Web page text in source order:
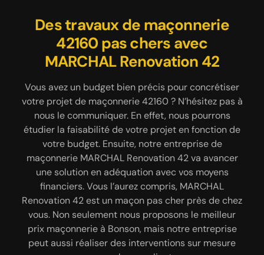
Des travaux de maçonnerie
42160 pas chers avec
MARCHAL Renovation 42
Vous avez un budget bien précis pour concrétiser
votre projet de maçonnerie 42160 ? N’hésitez pas à
nous le communiquer. En effet, nous pourrons
étudier la faisabilité de votre projet en fonction de
votre budget. Ensuite, notre entreprise de
maçonnerie MARCHAL Renovation 42 va avancer
une solution en adéquation avec vos moyens
financiers. Vous l’aurez compris, MARCHAL
Renovation 42 est un maçon pas cher près de chez
vous. Non seulement nous proposons le meilleur
prix maçonnerie à Bonson, mais notre entreprise
peut aussi réaliser des interventions sur mesure
Ayez une terrasse
exceptionnelle grâce à notre
équipe
La terrasse est une partie du jardin qui lui offre une
valeur ajoutée. Alors, pourquoi ne pas réaliser une
terrasse qui correspond à vos réelles envies ? En
plus de pouvoir créer une terrasse en béton, notre
établissement est également apte à concevoir une
terrasse en carrelage, en bois massif ou en
composite. Pour que le résultat soit à la hauteur de
vos attentes et vos besoins, et surtout pour que
l’ouvrage soit conforme aux normes, des étapes
sont à suivre à la lettre. Comptez sur MARCHAL
Renovation 42 pour faire un travail de qualité.
Des travaux de terrasse de
qualité et sur mesure
Faire des travaux de terrasse : cela fait partie
intégrante des activités de l’artisan maçonnerie
MARCHAL Renovation 42 à Bonson. En d’autres
termes, vous pouvez nous confier la conception
d’une terrasse, sa rénovation ou encore sa remise
en état. Nous saurons choisir la technique adaptée
à chaque type de chantier. Dans le cadre de notre
intervention, nous sommes à même d’accomplir
notre tâche sur une terrasse de piscine, une
terrasse en hauteur et une terrasse plain-pied sur
le jardin. Confiez-nous votre projet en toute
sérénité et bénéficiez de notre accompagnement
sur mesure.